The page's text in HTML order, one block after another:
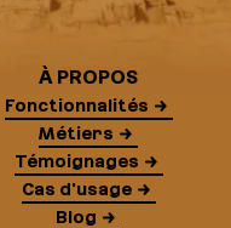
À PROPOS
Fonctionnalités
Métiers
Témoignages
Cas d'usage
Blog